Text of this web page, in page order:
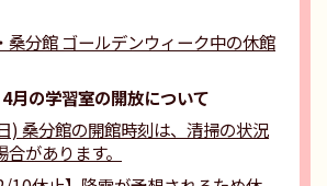
桑分館 ゴールデンウィーク中の休館
4月の学習室の開放について
) 桑分館の開館時刻は、清掃の状況
があります。